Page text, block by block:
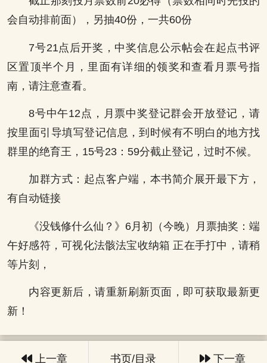
会自动排前面），另抽40份，一共60份
7号21点后开奖，中奖信息公示帖会在起点书评
区置顶半个月，里面有详细的领奖和查看月票号指
南，请注意查看。
8号中午12点，月票中奖登记群会开放登记，请
按里面引导填写登记信息，到时候有不明白的地方找
群里的绝育王，15号23：59分截止登记，过时不候。
加群方式：起点客户端，本书简介展开最下方，
有自动链接
《没钱修什么仙？》6月初（今晚）月票抽奖：端
午好感符，可视化法骸法宝收纳箱 正在手打中，请稍
等片刻，
内容更新后，请重新刷新页面，即可获取最新更
新！
上一章 书页/目录 下一章